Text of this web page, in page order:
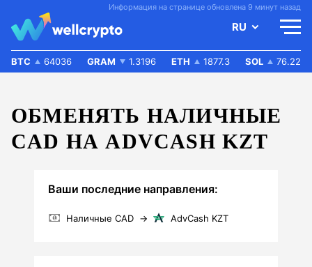
Информация на странице обновлена 9 минут назад
RU
BTC 64036 GRAM 1.3196 ETH 1877.3 SOL 76.22
ОБМЕНЯТЬ НАЛИЧНЫЕ
CAD НА ADVCASH KZT
Ваши последние направления:
Наличные CAD → AdvCash KZT